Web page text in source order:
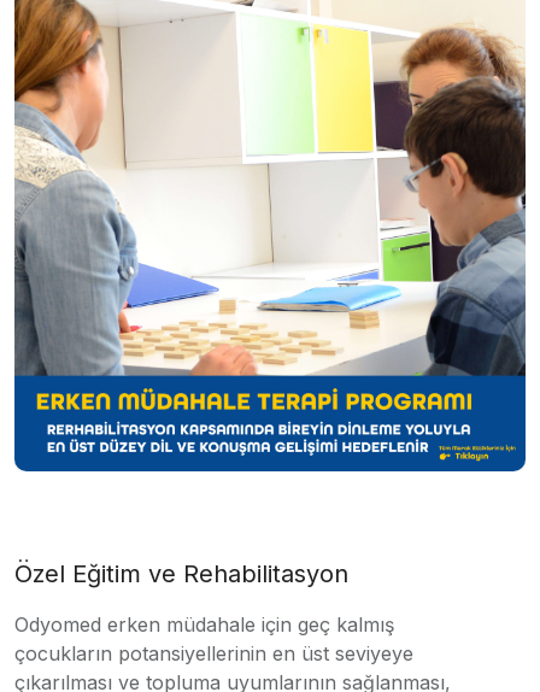
Özel Eğitim ve Rehabilitasyon
Odyomed erken müdahale için geç kalmış
çocukların potansiyellerinin en üst seviyeye
çıkarılması ve topluma uyumlarının sağlanması,